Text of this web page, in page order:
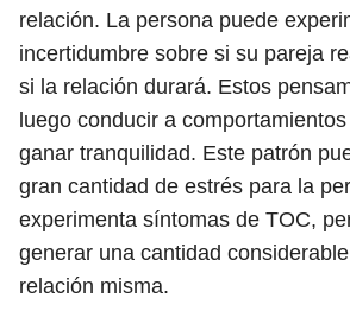
relación. La persona puede
incertidumbre sobre si su pareja
si la relación durará. Estos
luego conducir a
ganar tranquilidad. Este patrón
gran cantidad de estrés para la
experimenta síntomas de TOC,
generar una cantidad
relación misma.